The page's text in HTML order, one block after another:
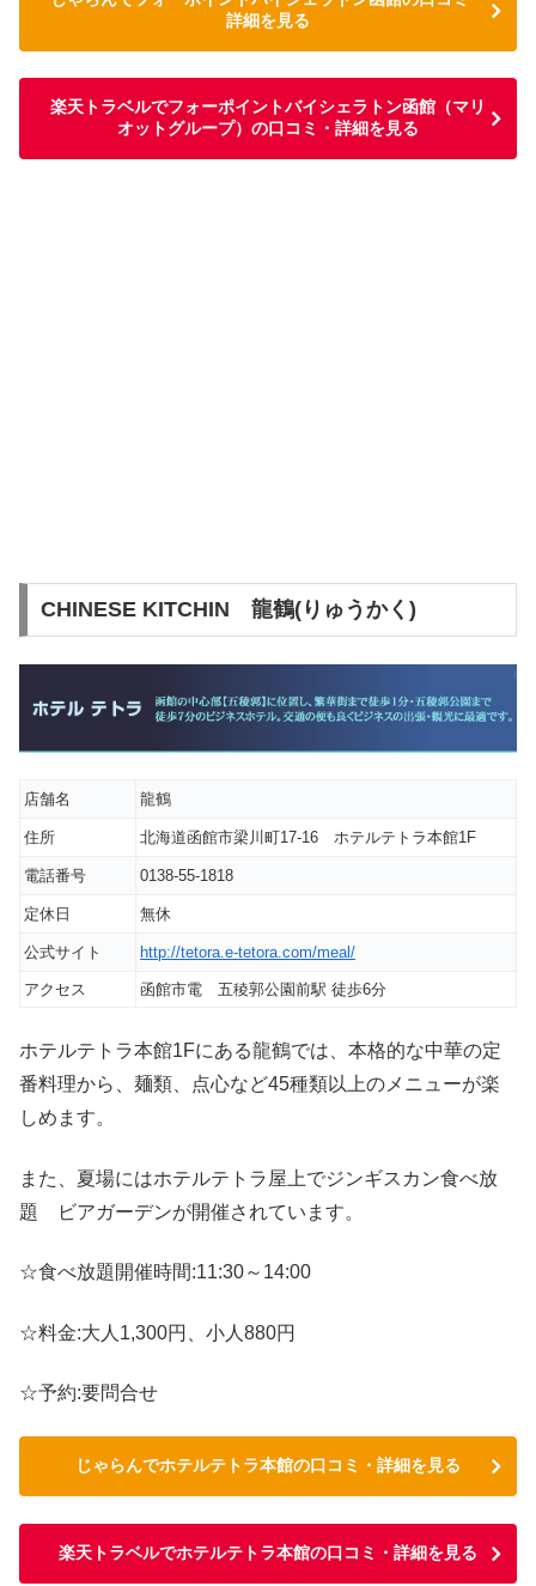
詳細を見る
楽天トラベルでフォーポイントバイシェラトン函館（マリ
オットグループ）の口コミ・詳細を見る
CHINESE KITCHIN 龍鶴(りゅうかく)
店舗名 龍鶴
住所 北海道函館市梁川町17-16 ホテルテトラ本館1F
電話番号 0138-55-1818
定休日 無休
公式サイト http://tetora.e-tetora.com/meal/
アクセス 函館市電 五稜郭公園前駅 徒歩6分
ホテルテトラ本館1Fにある龍鶴では、本格的な中華の定
番料理から、麺類、点心など45種類以上のメニューが楽
しめます。
また、夏場にはホテルテトラ屋上でジンギスカン食べ放
題 ビアガーデンが開催されています。
☆食べ放題開催時間:11:30～14:00
☆料金:大人1,300円、小人880円
☆予約:要問合せ
じゃらんでホテルテトラ本館の口コミ・詳細を見る
楽天トラベルでホテルテトラ本館の口コミ・詳細を見る